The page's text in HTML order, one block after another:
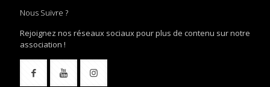
Nous Suivre ?
Rejoignez nos réseaux sociaux pour plus de contenu sur notre
association !